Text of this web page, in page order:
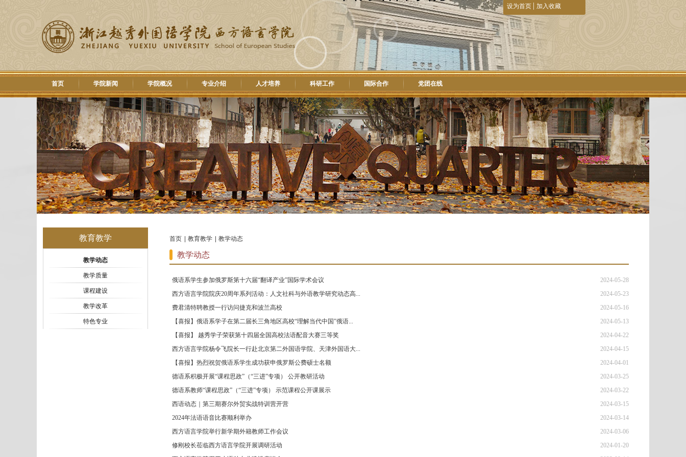
设为首页 | 加入收藏
首页 学院新闻 学院概况 专业介绍 人才培养 科研工作 国际合作 党团在线
教育教学
教学动态
教学质量
课程建设
教学改革
特色专业
首页 教育教学 教学动态
教学动态
俄语系学生参加俄罗斯第十六届“翻译产业”国际学术会议
2024-05-28
西方语言学院院庆20周年系列活动：人文社科与外语教学研究动态高...
2024-05-23
费君清特聘教授一行访问捷克和波兰高校
2024-05-16
【喜报】俄语系学子在第二届长三角地区高校“理解当代中国”俄语...
2024-05-13
【喜报】 越秀学子荣获第十四届全国高校法语配音大赛三等奖
2024-04-22
西方语言学院杨令飞院长一行赴北京第二外国语学院、天津外国语大...
2024-04-15
【喜报】热烈祝贺俄语系学生成功获申俄罗斯公费硕士名额
2024-04-01
德语系积极开展“课程思政”（“三进”专项） 公开教研活动
2024-03-25
德语系教师“课程思政”（“三进”专项） 示范课程公开课展示
2024-03-22
西语动态｜第三期赛尔外贸实战特训营开营
2024-03-15
2024年法语语音比赛顺利举办
2024-03-14
西方语言学院举行新学期外籍教师工作会议
2024-03-06
修刚校长莅临西方语言学院开展调研活动
2024-01-20